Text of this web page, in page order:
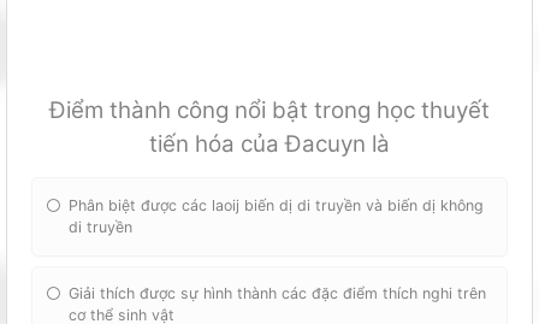
Điểm thành công nổi bật trong học thuyết
tiến hóa của Đacuyn là
Phân biệt được các laoij biến dị di truyền và biến dị không
di truyền
Giải thích được sự hình thành các đặc điểm thích nghi trên
cơ thể sinh vật